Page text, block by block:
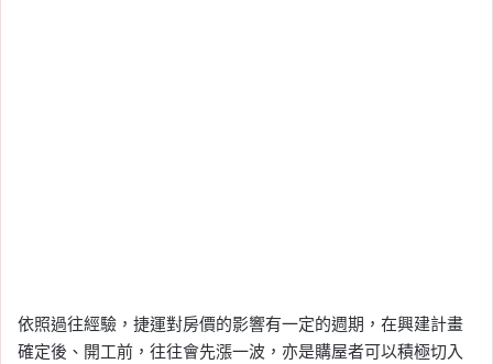
依照過往經驗，捷運對房價的影響有一定的週期，在興建計畫
確定後、開工前，往往會先漲一波，亦是購屋者可以積極切入